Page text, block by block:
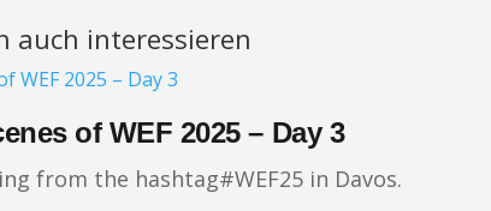
auch interessieren
of WEF 2025 – Day 3
from the hashtag#WEF25 in Davos.